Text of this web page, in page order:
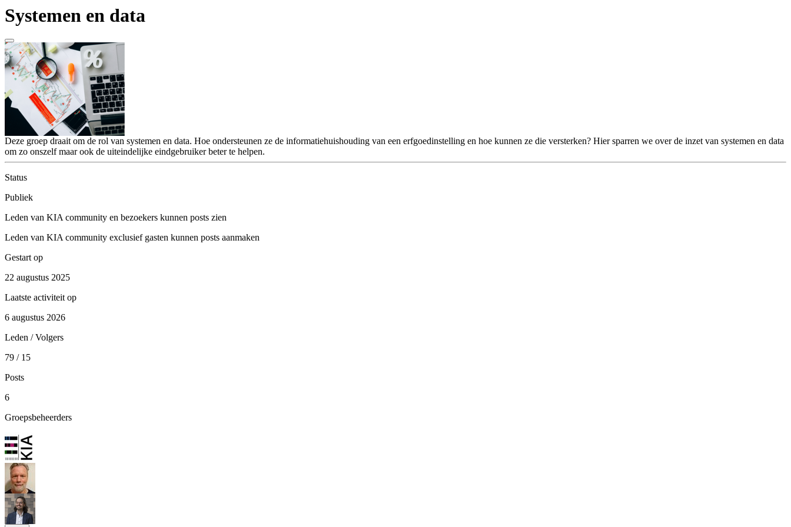
Systemen en data
Deze groep draait om de rol van systemen en data. Hoe ondersteunen ze de informatiehuishouding van een erfgoedinstelling en hoe kunnen ze die versterken? Hier sparren we over de inzet van systemen en data
om zo onszelf maar ook de uiteindelijke eindgebruiker beter te helpen.
Status
Publiek
Leden van KIA community en bezoekers kunnen posts zien
Leden van KIA community exclusief gasten kunnen posts aanmaken
Gestart op
22 augustus 2025
Laatste activiteit op
6 augustus 2026
Leden / Volgers
79 / 15
Posts
6
Groepsbeheerders